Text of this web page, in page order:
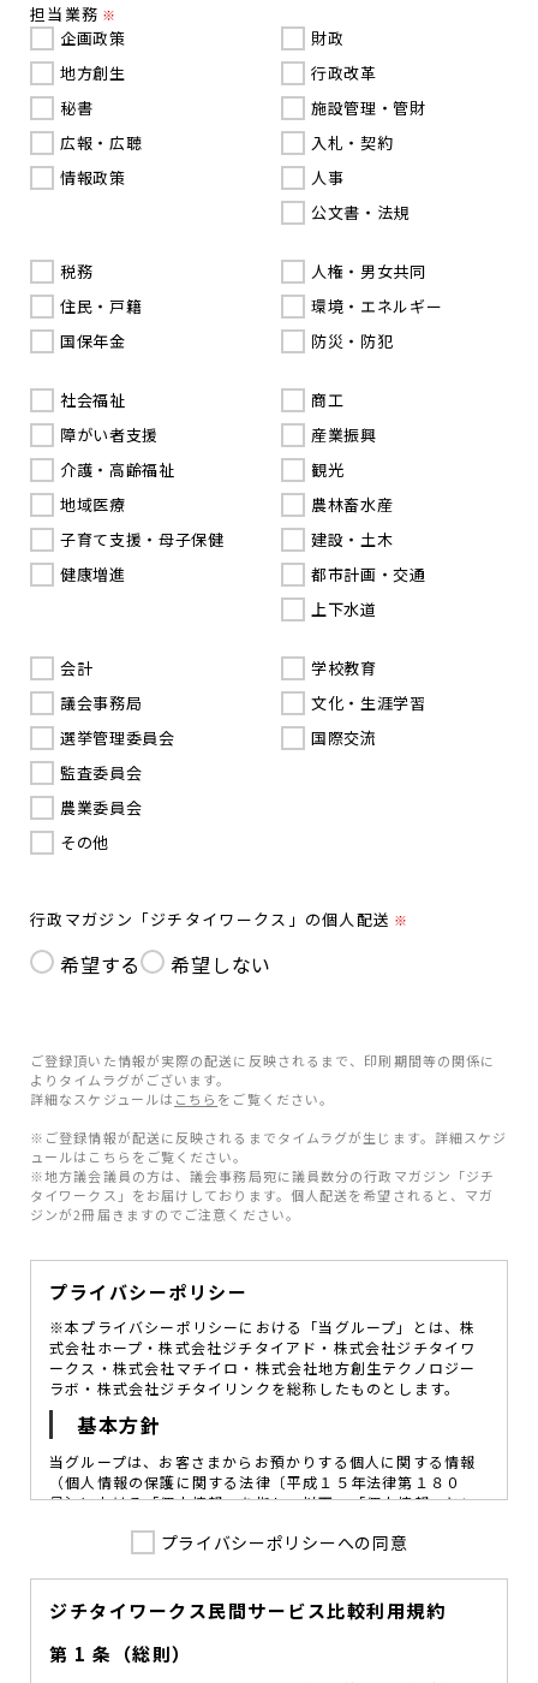
担当業務 ※
企画政策
地方創生
秘書
広報・広聴
情報政策
財政
行政改革
施設管理・管財
入札・契約
人事
公文書・法規
税務
住民・戸籍
国保年金
人権・男女共同
環境・エネルギー
防災・防犯
社会福祉
障がい者支援
介護・高齢福祉
地域医療
子育て支援・母子保健
健康増進
商工
産業振興
観光
農林畜水産
建設・土木
都市計画・交通
上下水道
会計
議会事務局
選挙管理委員会
監査委員会
農業委員会
その他
学校教育
文化・生涯学習
国際交流
行政マガジン「ジチタイワークス」の個人配送 ※
希望する 希望しない
ご登録頂いた情報が実際の配送に反映されるまで、印刷期間等の関係に
よりタイムラグがございます。
詳細なスケジュールは こちら をご覧ください。
※ご登録情報が配送に反映されるまでタイムラグが生じます。詳細スケジ
ュールはこちらをご覧ください。
※地方議会議員の方は、議会事務局宛に議員数分の行政マガジン「ジチ
タイワークス」をお届けしております。個人配送を希望されると、マガ
ジンが2冊届きますのでご注意ください。
プライバシーポリシー
※本プライバシーポリシーにおける「当グループ」とは、株
式会社ホープ・株式会社ジチタイアド・株式会社ジチタイワ
ークス・株式会社マチイロ・株式会社地方創生テクノロジー
ラボ・株式会社ジチタイリンクを総称したものとします。
基本方針
当グループは、お客さまからお預かりする個人に関する情報
（個人情報の保護に関する法律〔平成１５年法律第１８０
号〕における「個人情報」を指し、以下、「個人情報」とい
図ることが、重要な社会的責務であると考えております。
を定め、役員及び従業員に個人情報保護の重要性の認識と取
組みを徹底させることによって、個人情報の適切な取り扱い
に努めてまいります。
プライバシーポリシーへの同意
ジチタイワークス民間サービス比較利用規約
第 1 条（総則）